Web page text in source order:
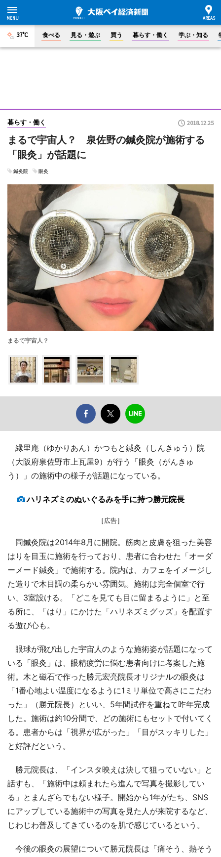
37°C 食べる 見る・遊ぶ 買う 暮らす・働く 学ぶ・知る
暮らす・働く 2018.12.25
まるで宇宙人？ 泉佐野の鍼灸院が施術する
「眼灸」が話題に
鍼灸院 眼灸
まるで宇宙人？
縁里庵（ゆかりあん）かつもと鍼灸（しんきゅう）院
（大阪府泉佐野市上瓦屋9）が行う「眼灸（がんきゅ
う）」の施術中の様子が話題になっている。
ハリネズミのぬいぐるみを手に持つ勝元院長
［広告］
同鍼灸院は2014年8月に開院。筋肉と皮膚を狙った美容
はりを目玉に施術を行っており、患者に合わせた「オーダ
ーメード鍼灸」で施術する。院内は、カフェをイメージし
た造りで木目調の柔らかい雰囲気。施術は完全個室で行
い、3室設ける。「どこを見ても目に留まるように」と至
る所に、「はり」にかけた「ハリネズミグッズ」を配置す
る遊び心も。
眼球が飛び出した宇宙人のような施術姿が話題になって
いる「眼灸」は、眼精疲労に悩む患者向けに考案した施
術。木と磁石で作った勝元宏亮院長オリジナルの眼灸は
「1番心地よい温度になるように1ミリ単位で高さにこだわ
った」（勝元院長）といい、5年間試作を重ねて昨年完成
した。施術は約10分間で、どの施術にもセットで付いてく
る。患者からは「視界が広がった」「目がスッキリした」
と好評だという。
勝元院長は、「インスタ映えは決して狙っていない」と
話すも、「施術中は頼まれたら進んで写真を撮影してい
る」とまんざらでもない様子。開始から1年がたち、SNS
にアップしている施術中の写真を見た人が来院するなど、
じわじわ普及してきているのを肌で感じているという。
今後の眼灸の展望について勝元院長は「痛そう、熱そう